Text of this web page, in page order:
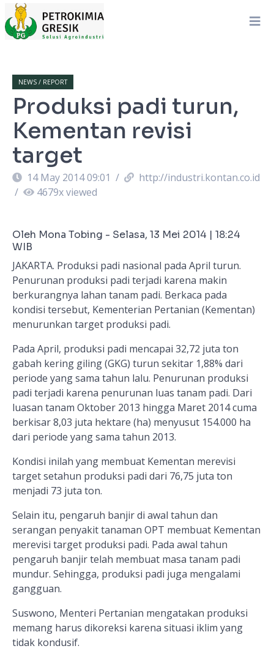
NEWS / REPORT
Produksi padi turun,
Kementan revisi
target
14 May 2014 09:01 /
http://industri.kontan.co.id
/
4679x viewed
Oleh Mona Tobing - Selasa, 13 Mei 2014 | 18:24
WIB
JAKARTA. Produksi padi nasional pada April turun.
Penurunan produksi padi terjadi karena makin
berkurangnya lahan tanam padi. Berkaca pada
kondisi tersebut, Kementerian Pertanian (Kementan)
menurunkan target produksi padi.
Pada April, produksi padi mencapai 32,72 juta ton
gabah kering giling (GKG) turun sekitar 1,88% dari
periode yang sama tahun lalu. Penurunan produksi
padi terjadi karena penurunan luas tanam padi. Dari
luasan tanam Oktober 2013 hingga Maret 2014 cuma
berkisar 8,03 juta hektare (ha) menyusut 154.000 ha
dari periode yang sama tahun 2013.
Kondisi inilah yang membuat Kementan merevisi
target setahun produksi padi dari 76,75 juta ton
menjadi 73 juta ton.
Selain itu, pengaruh banjir di awal tahun dan
serangan penyakit tanaman OPT membuat Kementan
merevisi target produksi padi. Pada awal tahun
pengaruh banjir telah membuat masa tanam padi
mundur. Sehingga, produksi padi juga mengalami
gangguan.
Suswono, Menteri Pertanian mengatakan produksi
memang harus dikoreksi karena situasi iklim yang
tidak kondusif.